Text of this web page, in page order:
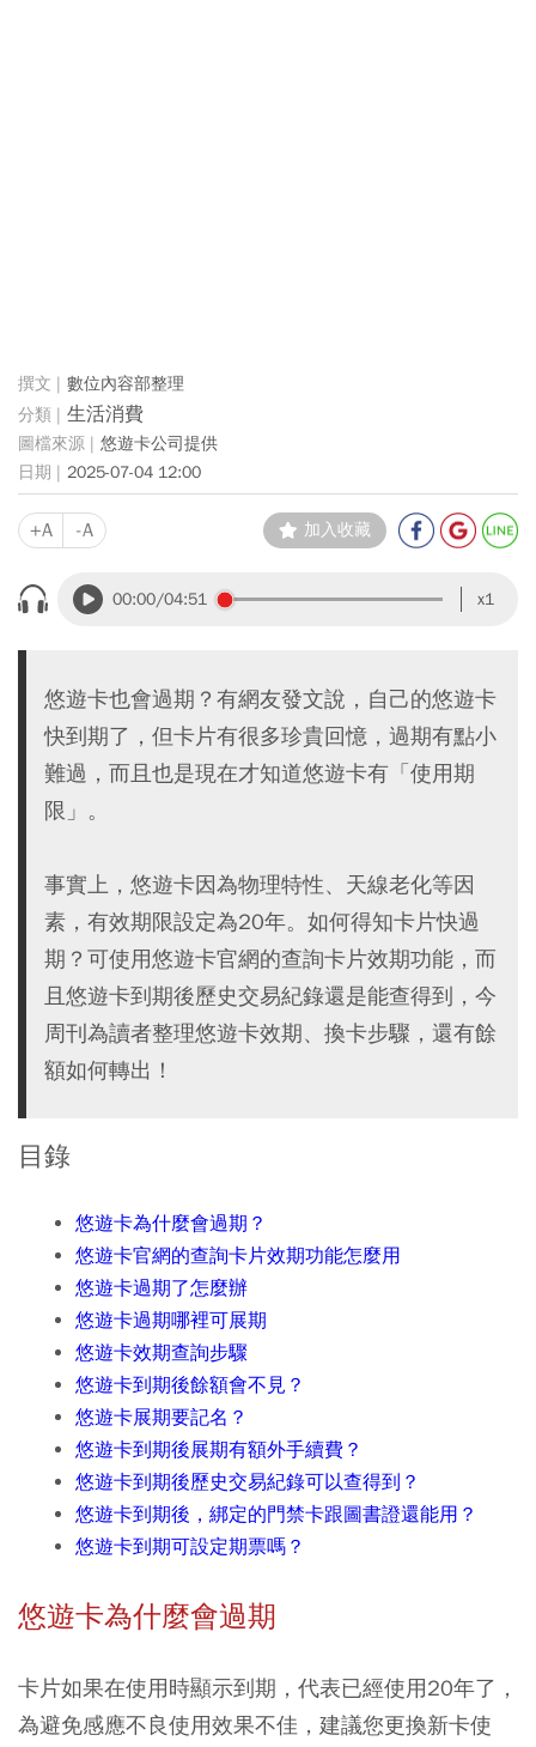
數位內容部整理
生活消費
悠遊卡公司提供
2025-07-04 12:00
+A -A 加入收藏
00:00/04:51 x1
悠遊卡也會過期？有網友發文說，自己的悠遊卡
快到期了，但卡片有很多珍貴回憶，過期有點小
難過，而且也是現在才知道悠遊卡有「使用期
限」。
事實上，悠遊卡因為物理特性、天線老化等因
素，有效期限設定為20年。如何得知卡片快過
期？可使用悠遊卡官網的查詢卡片效期功能，而
且悠遊卡到期後歷史交易紀錄還是能查得到，今
周刊為讀者整理悠遊卡效期、換卡步驟，還有餘
額如何轉出！
目錄
悠遊卡為什麼會過期？
悠遊卡官網的查詢卡片效期功能怎麼用
悠遊卡過期了怎麼辦
悠遊卡過期哪裡可展期
悠遊卡效期查詢步驟
悠遊卡到期後餘額會不見？
悠遊卡展期要記名？
悠遊卡到期後展期有額外手續費？
悠遊卡到期後歷史交易紀錄可以查得到？
悠遊卡到期後，綁定的門禁卡跟圖書證還能用？
悠遊卡到期可設定期票嗎？
悠遊卡為什麼會過期
卡片如果在使用時顯示到期，代表已經使用20年了，
為避免感應不良使用效果不佳，建議您更換新卡使